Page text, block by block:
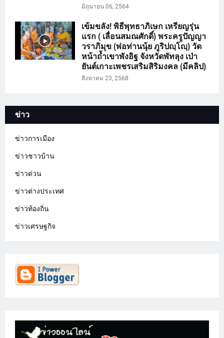
มิถุนายน 06, 2564
เข้มขลัง! พิธีพุทธาภิเษก เหรียญรุ่น
แรก ( เลื่อนสมณศักดิ์) พระครูปัญญา
วราภิมุข (พ่อท่านนุ้ย ภูริปญฺโญฺ) วัด
หน้าถ้ำเขาพังอิฐ จังหวัดพัทลุง เป่า
ยันต์เกาะเพชรเสริมสิริมงคล (มีคลิป)
สิงหาคม 23, 2568
ข่าว
ข่าวการเมือง
ข่าวชาวบ้าน
ข่าวด่วน
ข่าวต่างประเทศ
ข่าวท้องถิ่น
ข่าวเศรษฐกิจ